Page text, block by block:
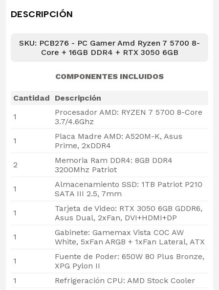
DESCRIPCIÓN
SKU: PCB276 - PC Gamer Amd Ryzen 7 5700 8-
Core + 16GB DDR4 + RTX 3050 6GB
COMPONENTES INCLUIDOS
Cantidad
Descripción
1
Procesador AMD: RYZEN 7 5700 8-Core
3.7/4.6Ghz
1
Placa Madre AMD: A520M-K, Asus
Prime, 2xDDR4
2
Memoria Ram DDR4: 8GB DDR4
3200Mhz Patriot
1
Almacenamiento SSD: 1TB Patriot P210
SATA III 2.5, 7mm
1
Tarjeta de Video: RTX 3050 6GB GDDR6,
Asus Dual, 2xFan, DVI+HDMI+DP
1
Gabinete: Gamemax Vista COC AW
White, 5xFan ARGB + 1xFan Lateral, ATX
1
Fuente de Poder: 650W 80 Plus Bronze,
XPG Pylon II
1
Refrigeración CPU: AMD Stock Cooler